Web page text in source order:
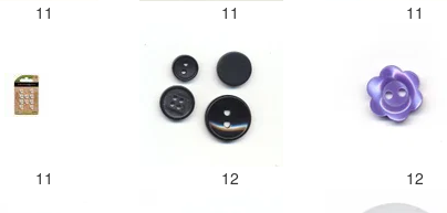
11 11 11
11 12 12